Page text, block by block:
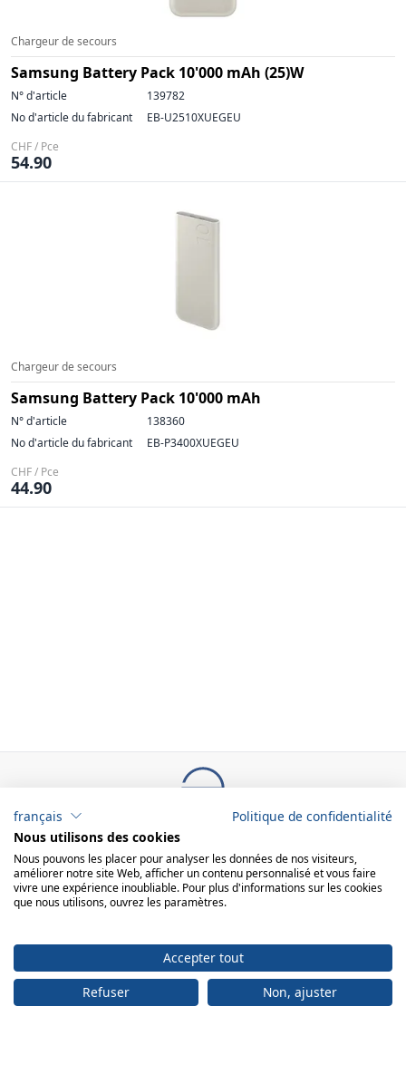
Chargeur de secours
Samsung Battery Pack 10'000 mAh (25)W
N° d'article
139782
No d'article du fabricant
EB-U2510XUEGEU
CHF / Pce
54.90
Chargeur de secours
Samsung Battery Pack 10'000 mAh
N° d'article
138360
No d'article du fabricant
EB-P3400XUEGEU
CHF / Pce
44.90
ADRESSE
Bureau:
engelberger ag
Achereggstrasse 11
engelberger ag Faden 2 6374 Buochs
+41 41 619 70 70
français
Politique de confidentialité
Nous utilisons des cookies
Nous pouvons les placer pour analyser les données de nos visiteurs,
améliorer notre site Web, afficher un contenu personnalisé et vous faire
vivre une expérience inoubliable. Pour plus d'informations sur les cookies
que nous utilisons, ouvrez les paramètres.
Accepter tout
Refuser
Non, ajuster